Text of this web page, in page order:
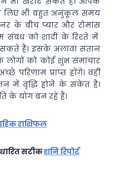
लिए भी बहुत अनुकूल समय
के बीच प्‍यार और रोमांस
संबंध को शादी के रिश्‍ते में
हैं। इसके अलावा संतान
लोगों को कोई शुभ समाचार
परिणाम प्राप्‍त होंगे। वहीं
में वृद्धि होने के संकेत हैं।
के योग बन रहे हैं।
राशिफल
सटीकशनि रिपोर्ट